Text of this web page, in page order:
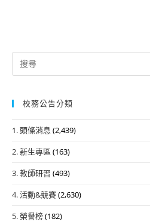
Search
for:
校務公告分類
1. 頭條消息 (2,439)
2. 新生專區 (163)
3. 教師研習 (493)
4. 活動&競賽(2,630)
5. 榮譽榜(182)